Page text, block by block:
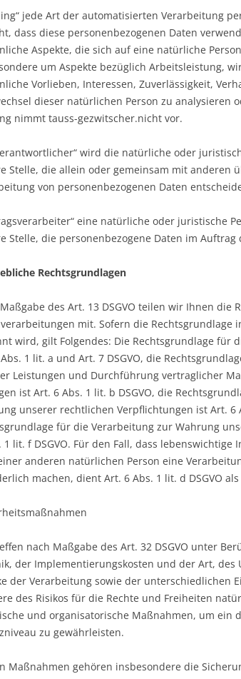
jede Art der automatisierten Verarbeitung
dass diese personenbezogenen Daten
Aspekte, die sich auf eine natürliche
um Aspekte bezüglich Arbeitsleistung,
Vorlieben, Interessen, Zuverlässigkeit,
dieser natürlichen Person zu analysieren
nimmt tauss-gezwitscher.nicht vor.
wird die natürliche oder
Stelle, die allein oder gemeinsam mit anderen
von personenbezogenen Daten
eine natürliche oder juristische
Stelle, die personenbezogene Daten im
Rechtsgrundlagen
des Art. 13 DSGVO teilen wir Ihnen die
mit. Sofern die Rechtsgrundlage
wird, gilt Folgendes: Die Rechtsgrundlage für
1 lit. a und Art. 7 DSGVO, die
Leistungen und Durchführung vertraglicher
ist Art. 6 Abs. 1 lit. b DSGVO, die
unserer rechtlichen Verpflichtungen ist Art. 6
für die Verarbeitung zur Wahrung
1 lit. f DSGVO. Für den Fall, dass
anderen natürlichen Person eine
machen, dient Art. 6 Abs. 1 lit. d DSGVO
nach Maßgabe des Art. 32 DSGVO unter
der Implementierungskosten und der Art,
der Verarbeitung sowie der unterschiedlichen
des Risikos für die Rechte und Freiheiten
und organisatorische Maßnahmen, um ein
zu gewährleisten.
Maßnahmen gehören insbesondere die